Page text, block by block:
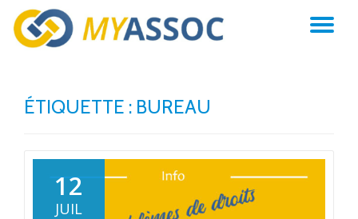
Aller
ÉTIQUETTE : BUREAU
12
JUIL